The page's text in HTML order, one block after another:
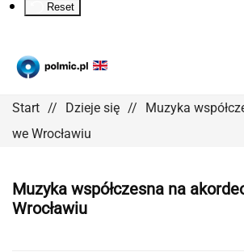
Reset
Start Dzieje się
Muzyka
we Wrocławiu
Muzyka współczesna na
Wrocławiu